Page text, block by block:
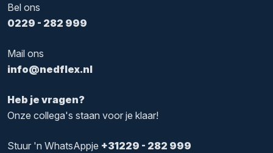
Heb je vragen?
Onze collega's staan voor je klaar!
Bel ons
0229 - 282 999
Mail ons
info@nedflex.nl
Stuur 'n WhatsAppje +31229 - 282 999